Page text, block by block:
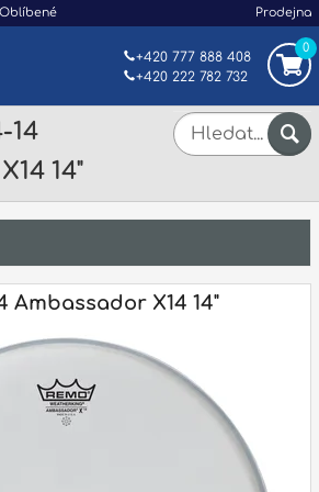
Oblíbené Prodejna
0
+420 777 888 408
+420 222 782 732
14
14"
Ambassador X14 14"